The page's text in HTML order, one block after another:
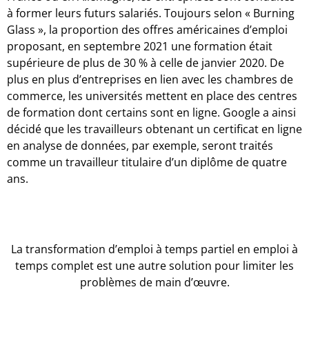
à former leurs futurs salariés. Toujours selon « Burning
Glass », la proportion des offres américaines d’emploi
proposant, en septembre 2021 une formation était
supérieure de plus de 30 % à celle de janvier 2020. De
plus en plus d’entreprises en lien avec les chambres de
commerce, les universités mettent en place des centres
de formation dont certains sont en ligne. Google a ainsi
décidé que les travailleurs obtenant un certificat en ligne
en analyse de données, par exemple, seront traités
comme un travailleur titulaire d’un diplôme de quatre
ans.
La transformation d’emploi à temps partiel en emploi à
temps complet est une autre solution pour limiter les
problèmes de main d’œuvre.